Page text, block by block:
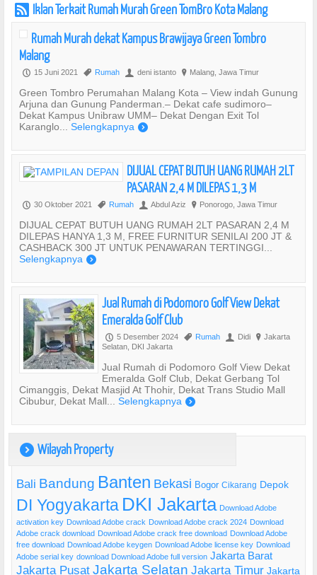
r Iklan Terkait Rumah Murah Green TomBro Kota Malang
Rumah Murah dekat Kampus Brawijaya Green Tombro
Malang
P 15 Juni 2021 , Rumah U deni istanto ? Malang, Jawa Timur
Green Tombro Perumahan Malang Kota – View indah Gunung
Arjuna dan Gunung Panderman.– Dekat cafe sudimoro–
Dekat Kampus Unibraw UMM– Dekat Dengan Exit Tol
Karanglo... Selengkapnya )
DIJUAL CEPAT BUTUH UANG RUMAH 2LT
PASARAN 2,4 M DILEPAS 1,3 M
P 30 Oktober 2021 , Rumah U Abdul Aziz ? Ponorogo, Jawa Timur
DIJUAL CEPAT BUTUH UANG RUMAH 2LT PASARAN 2,4 M
DILEPAS HANYA 1,3 M, FREE FURNITUR SENILAI 200 JT &
CASHBACK 300 JT UNTUK PENAWARAN TERTINGGI...
Selengkapnya )
Jual Rumah di Podomoro Golf View Dekat
Emeralda Golf Club
P 5 Desember 2024 , Rumah U Didi ? Jakarta
Selatan, DKI Jakarta
Jual Rumah di Podomoro Golf View Dekat
Emeralda Golf Club, Dekat Gerbang Tol
Cimanggis, Dekat Masjid At Thohir, Dekat Trans Studio Mall
Cibubur, Dekat Mall... Selengkapnya )
) Wilayah Property
Bali Bandung Banten Bekasi Bogor Cikarang Depok
DI Yogyakarta DKI Jakarta Download Adobe
activation key Download Adobe crack Download Adobe crack 2024 Download
Adobe crack download Download Adobe crack free download Download Adobe
free download Download Adobe keygen Download Adobe license key Download
Adobe serial key download Download Adobe full version Jakarta Barat
Jakarta Pusat Jakarta Selatan Jakarta Timur Jakarta